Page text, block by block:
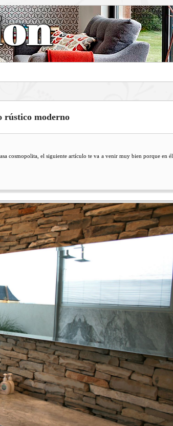
rústico moderno
cosmopolita, el siguiente artículo te va a venir muy bien porque en él